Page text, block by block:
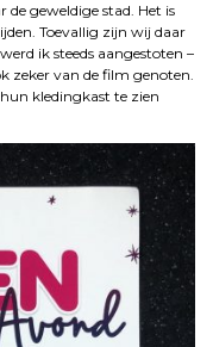
geweldige stad. Het is
Toevallig zijn wij daar
ik steeds aangestoten –
zeker van de film genoten.
kledingkast te zien